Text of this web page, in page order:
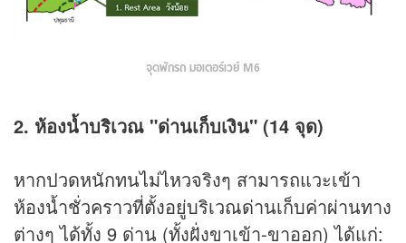
จุดพักรถ มอเตอร์เวย์ M6
2. ห้องน้ำบริเวณ "ด่านเก็บเงิน" (14 จุด)
หากปวดหนักทนไม่ไหวจริงๆ สามารถแวะเข้า
ห้องน้ำชั่วคราวที่ตั้งอยู่บริเวณด่านเก็บค่าผ่านทาง
ต่างๆ ได้ทั้ง 9 ด่าน (ทั้งฝั่งขาเข้า-ขาออก) ได้แก่: